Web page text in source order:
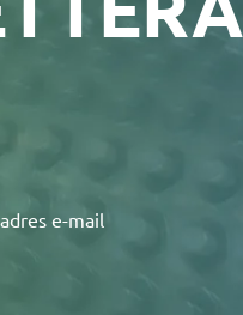
e-mail